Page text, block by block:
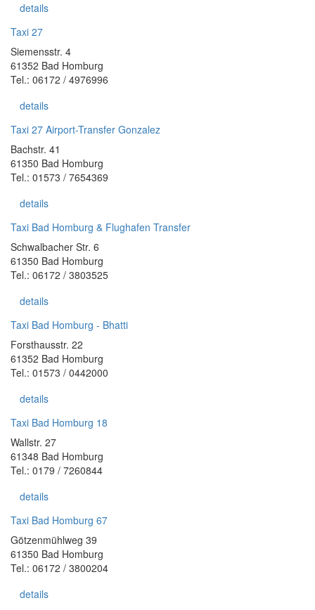
details
Taxi 27
Siemensstr. 4
61352 Bad Homburg
Tel.: 06172 / 4976996
details
Taxi 27 Airport-Transfer Gonzalez
Bachstr. 41
61350 Bad Homburg
Tel.: 01573 / 7654369
details
Taxi Bad Homburg & Flughafen Transfer
Schwalbacher Str. 6
61350 Bad Homburg
Tel.: 06172 / 3803525
details
Taxi Bad Homburg - Bhatti
Forsthausstr. 22
61352 Bad Homburg
Tel.: 01573 / 0442000
details
Taxi Bad Homburg 18
Wallstr. 27
61348 Bad Homburg
Tel.: 0179 / 7260844
details
Taxi Bad Homburg 67
Götzenmühlweg 39
61350 Bad Homburg
Tel.: 06172 / 3800204
details